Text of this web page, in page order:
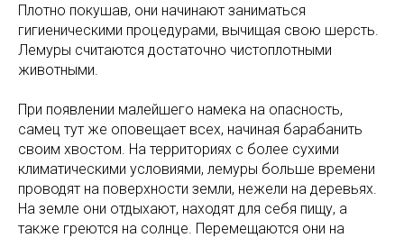
Плотно покушав, они начинают заниматься
гигиеническими процедурами, вычищая свою шерсть.
Лемуры считаются достаточно чистоплотными
животными.
При появлении малейшего намека на опасность,
самец тут же оповещает всех, начиная барабанить
своим хвостом. На территориях с более сухими
климатическими условиями, лемуры больше времени
проводят на поверхности земли, нежели на деревьях.
На земле они отдыхают, находят для себя пищу, а
также греются на солнце. Перемещаются они на